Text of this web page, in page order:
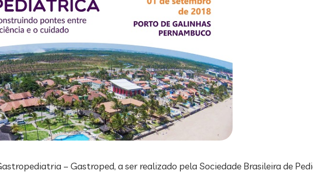
– Gastroped, a ser realizado pela Sociedade Brasileira de